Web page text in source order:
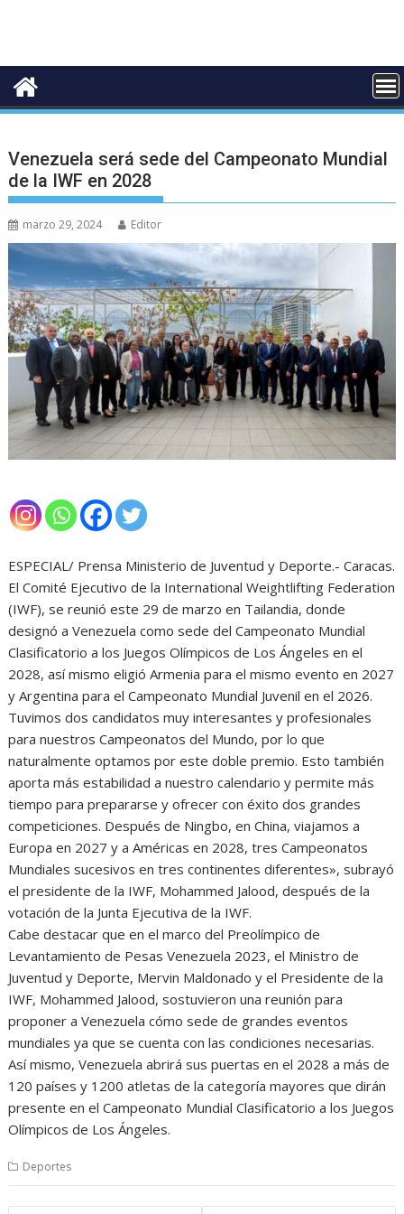
Venezuela será sede del Campeonato Mundial
de la IWF en 2028
marzo 29, 2024 Editor
ESPECIAL/ Prensa Ministerio de Juventud y Deporte.- Caracas.
El Comité Ejecutivo de la International Weightlifting Federation
(IWF), se reunió este 29 de marzo en Tailandia, donde
designó a Venezuela como sede del Campeonato Mundial
Clasificatorio a los Juegos Olímpicos de Los Ángeles en el
2028, así mismo eligió Armenia para el mismo evento en 2027
y Argentina para el Campeonato Mundial Juvenil en el 2026.
Tuvimos dos candidatos muy interesantes y profesionales
para nuestros Campeonatos del Mundo, por lo que
naturalmente optamos por este doble premio. Esto también
aporta más estabilidad a nuestro calendario y permite más
tiempo para prepararse y ofrecer con éxito dos grandes
competiciones. Después de Ningbo, en China, viajamos a
Europa en 2027 y a Américas en 2028, tres Campeonatos
Mundiales sucesivos en tres continentes diferentes», subrayó
el presidente de la IWF, Mohammed Jalood, después de la
votación de la Junta Ejecutiva de la IWF.
Cabe destacar que en el marco del Preolímpico de
Levantamiento de Pesas Venezuela 2023, el Ministro de
Juventud y Deporte, Mervin Maldonado y el Presidente de la
IWF, Mohammed Jalood, sostuvieron una reunión para
proponer a Venezuela cómo sede de grandes eventos
mundiales ya que se cuenta con las condiciones necesarias.
Así mismo, Venezuela abrirá sus puertas en el 2028 a más de
120 países y 1200 atletas de la categoría mayores que dirán
presente en el Campeonato Mundial Clasificatorio a los Juegos
Olímpicos de Los Ángeles.
Deportes